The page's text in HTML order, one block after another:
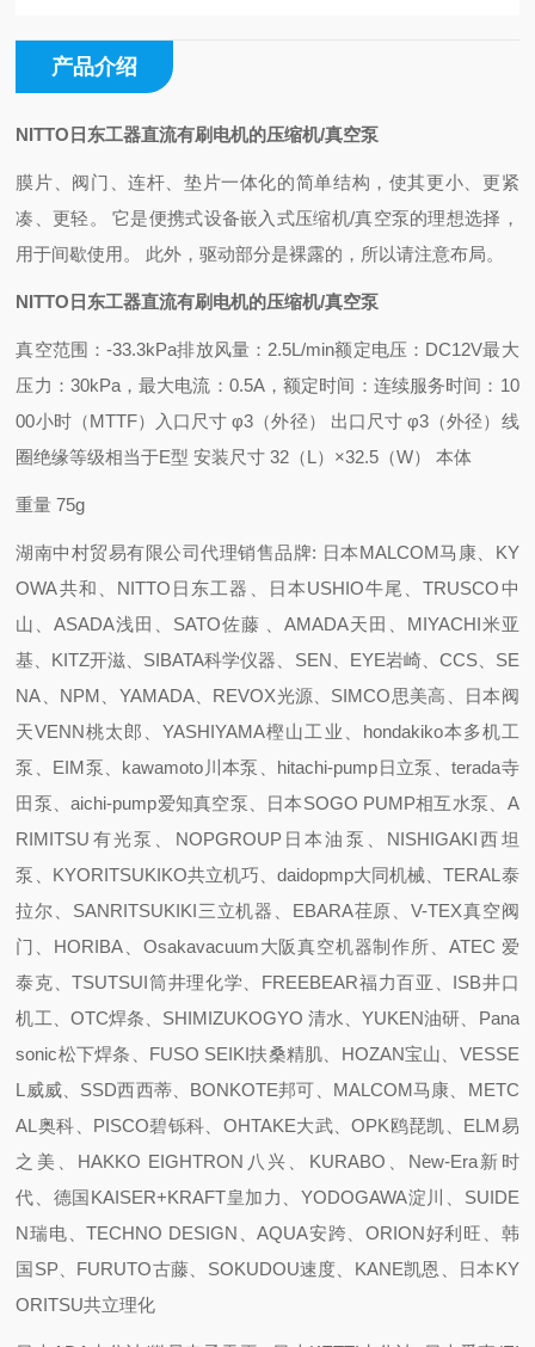
产品介绍
NITTO日东工器直流有刷电机的压缩机/真空泵
膜片、阀门、连杆、垫片一体化的简单结构，使其更小、更紧
凑、更轻。 它是便携式设备嵌入式压缩机/真空泵的理想选择，
用于间歇使用。 此外，驱动部分是裸露的，所以请注意布局。
NITTO日东工器直流有刷电机的压缩机/真空泵
真空范围：-33.3kPa排放风量：2.5L/min额定电压：DC12V最大
压力：30kPa，最大电流：0.5A，额定时间：连续服务时间：10
00小时（MTTF）
入口尺寸 φ3（外径） 出口 尺寸 φ3（外径） 线
圈绝缘等级相当于E型 安装尺寸 32（L）×32.5（W） 本体
重量 75g
湖南中村贸易有限公司代理销售品牌: 日本MALCOM马康、KY
OWA共和、NITTO日东工器、日本USHIO牛尾、TRUSCO中
山、ASADA浅田、SATO佐藤 、AMADA天田、MIYACHI米亚
基、KITZ开滋、SIBATA科学仪器、SEN、EYE岩崎、CCS、SE
NA、NPM、YAMADA、REVOX光源、SIMCO思美高、日本阀
天VENN桃太郎、YASHIYAMA樫山工业、hondakiko本多机工
泵、EIM泵、kawamoto川本泵、hitachi-pump日立泵、terada寺
田泵、aichi-pump爱知真空泵、日本SOGO PUMP相互水泵、A
RIMITSU有光泵、NOPGROUP日本油泵、NISHIGAKI西坦
泵、KYORITSUKIKO共立机巧、daidopmp大同机械、TERAL泰
拉尔、SANRITSUKIKI三立机器、EBARA荏原、V-TEX真空阀
门、HORIBA、Osakavacuum大阪真空机器制作所、ATEC 爱
泰克、TSUTSUI筒井理化学、FREEBEAR福力百亚、ISB井口
机工、OTC焊条、SHIMIZUKOGYO 清水、YUKEN油研、Pana
sonic松下焊条、FUSO SEIKI扶桑精肌、HOZAN宝山、VESSE
L威威、SSD西西蒂、BONKOTE邦可、MALCOM马康、METC
AL奥科、PISCO碧铄科、OHTAKE大武、OPK鸥琵凯、ELM易
之美、HAKKO EIGHTRON八兴、KURABO、New-Era新时
代、德国KAISER+KRAFT皇加力、YODOGAWA淀川、SUIDE
N瑞电、TECHNO DESIGN、AQUA安跨、ORION好利旺、韩
国SP、FURUTO古藤、SOKUDOU速度、KANE凯恩、日本KY
ORITSU共立理化